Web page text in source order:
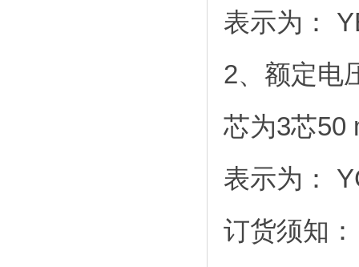
表示为：
2、额定电
芯为3芯50
表示为：
订货须知：